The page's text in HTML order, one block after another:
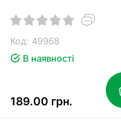
Код: 49968
В наявності
189.00 грн.